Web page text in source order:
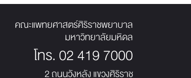
คณะแพทยศาสตร์ศิริราชพยาบาล
มหาวิทยาลัยมหิดล
โทร.02 419 7000
2 ถนนวังหลัง แขวงศิริราช